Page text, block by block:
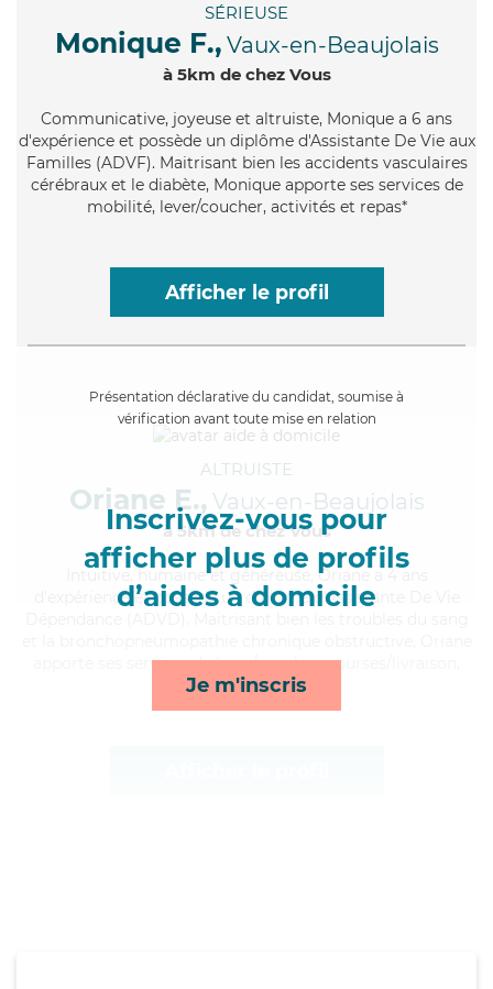
SÉRIEUSE
Monique F., Vaux-en-Beaujolais
à 5km de chez Vous
Communicative, joyeuse et altruiste, Monique a 6 ans
d'expérience et possède un diplôme d'Assistante De Vie aux
Familles (ADVF). Maitrisant bien les accidents vasculaires
cérébraux et le diabète, Monique apporte ses services de
mobilité, lever/coucher, activités et repas*
Afficher le profil
Présentation déclarative du candidat, soumise à
vérification avant toute mise en relation
Inscrivez-vous pour
afficher plus de profils
d’aides à domicile
Je m'inscris
ALTRUISTE
Oriane E., Vaux-en-Beaujolais
à 5km de chez Vous
, humaine et généreuse, Oriane a 4 ans
d'expérience et possède un diplôme d'Assistante De Vie
apporte ses services de lever/coucher, courses/livraison,
rappels et mobilité*